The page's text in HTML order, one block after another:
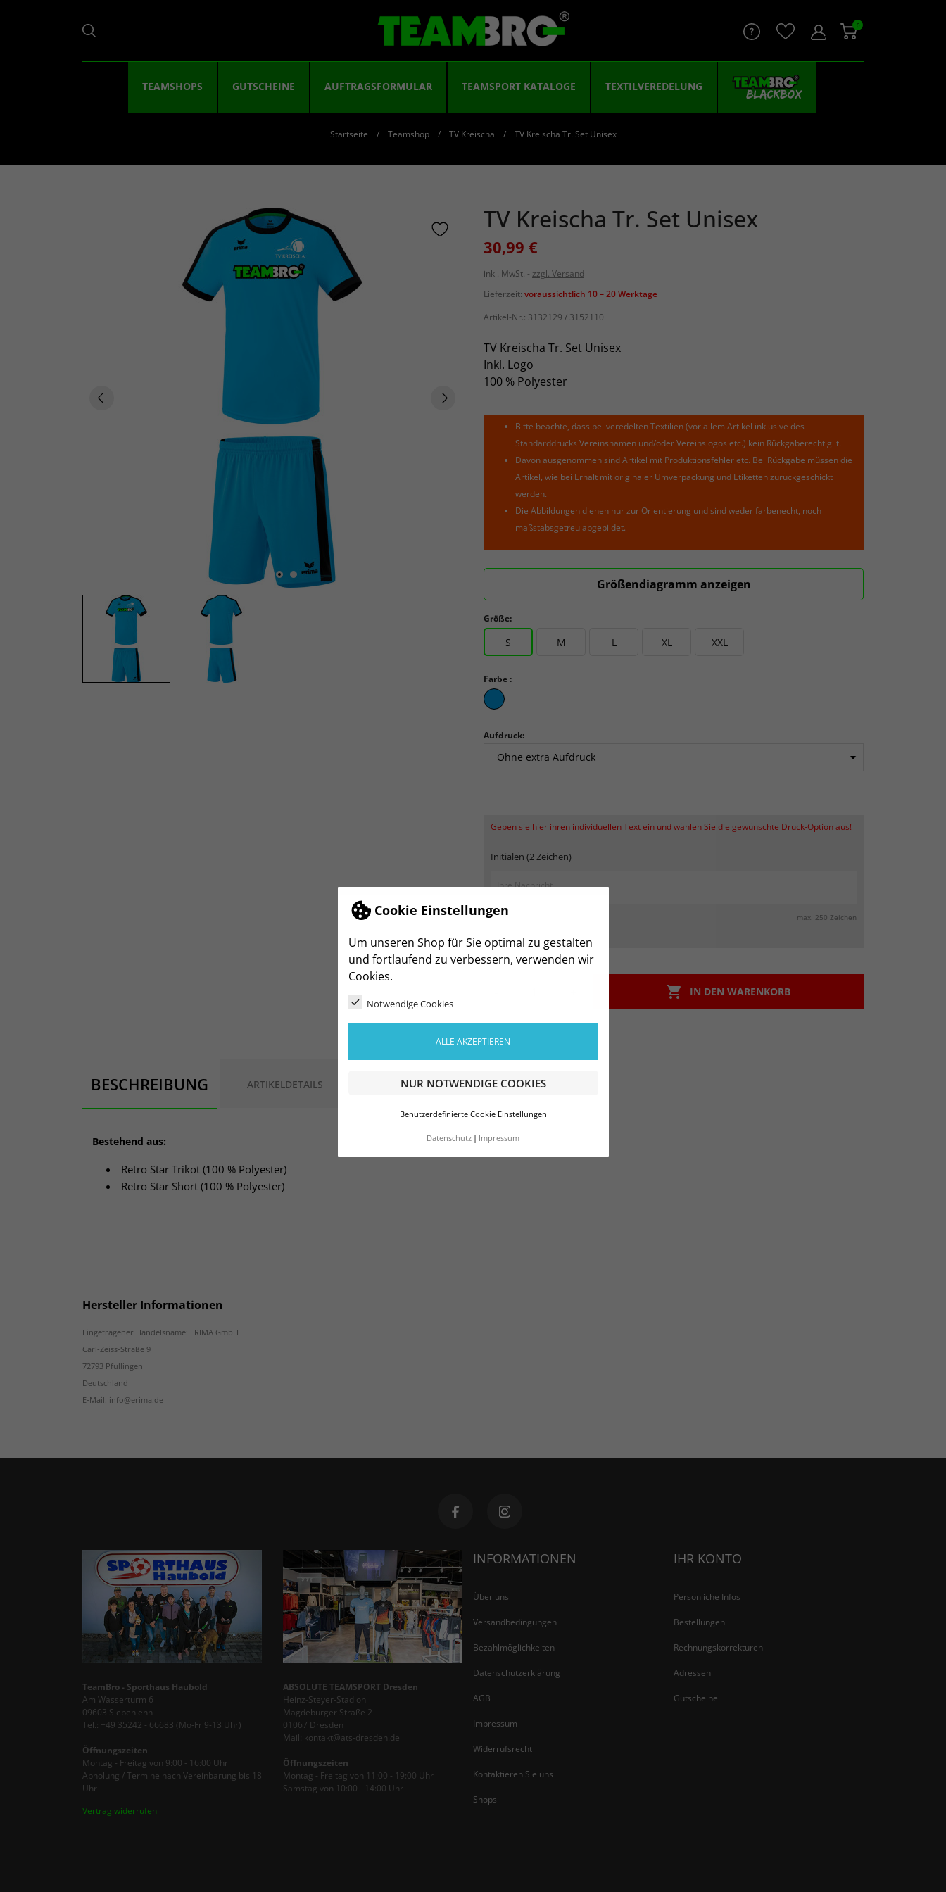
Cookie Einstellungen
Um unseren Shop für Sie optimal zu gestalten
und fortlaufend zu verbessern, verwenden wir
Cookies.
Notwendige Cookies
ALLE AKZEPTIEREN
NUR NOTWENDIGE COOKIES
Benutzerdefinierte Cookie Einstellungen
Datenschutz Impressum
0
TEAMSHOPS GUTSCHEINE AUFTRAGSFORMULAR TEAMSPORT KATALOGE TEXTILVEREDELUNG
Startseite Teamshop TV Kreischa TV Kreischa Tr. Set Unisex
TV Kreischa Tr. Set Unisex
30,99 €
inkl. MwSt.
zzgl. Versand
Lieferzeit: voraussichtlich 10 – 20 Werktage
Artikel-Nr.: 3132129 / 3152110
TV Kreischa Tr. Set Unisex
Inkl. Logo
100 % Polyester
Bitte beachte, dass bei veredelten Textilien (vor allem Artikel inklusive des
Standarddrucks Vereinsnamen und/oder Vereinslogos etc.) kein Rückgaberecht gilt.
Davon ausgenommen sind Artikel mit Produktionsfehler etc. Bei Rückgabe müssen die
Artikel, wie bei Erhalt mit originaler Umverpackung und Etiketten zurückgeschickt
werden.
Die Abbildungen dienen nur zur Orientierung und sind weder farbenecht, noch
maßstabsgetreu abgebildet.
Größendiagramm anzeigen
Größe:
S M L XL XXL
Farbe :
curacao
Aufdruck:
Geben sie hier ihren individuellen Text ein und wählen Sie die gewünschte Druck-Option aus!
Initialen (2 Zeichen)
max. 250 Zeichen
 IN DEN WARENKORB
BESCHREIBUNG ARTIKELDETAILS
Bestehend aus:
Retro Star Trikot (100 % Polyester)
Retro Star Short (100 % Polyester)
Hersteller Informationen
Eingetragener Handelsname: ERIMA GmbH
Carl-Zeiss-Straße 9
72793 Pfullingen
Deutschland
E-Mail: info@erima.de
TeamBro - Sporthaus Haubold
Am Wasserturm 6
09603 Siebenlehn
Tel.: +49 35242 - 66683 (Mo-Fr 9-13 Uhr)
Öffnungszeiten
Montag - Freitag von 9:00 - 16:00 Uhr
Abholung / Termine nach Vereinbarung bis 18
Uhr
Vertrag widerrufen
ABSOLUTE TEAMSPORT Dresden
Heinz-Steyer-Stadion
Magdeburger Straße 2
01067 Dresden
Mail: kontakt@ats-dresden.de
Öffnungszeiten
Montag - Freitag von 11:00 - 19:00 Uhr
Samstag von 10:00 - 14:00 Uhr
INFORMATIONEN
Über uns
Versandbedingungen
Bezahlmöglichkeiten
Datenschutzerklärung
AGB
Impressum
Widerrufsrecht
Kontaktieren Sie uns
Shops
IHR KONTO
Persönliche Infos
Bestellungen
Rechnungskorrekturen
Adressen
Gutscheine